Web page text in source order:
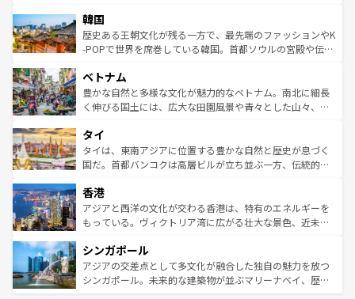
はコンテンツ一覧
いる。アクティビティも充実しており、サーフィンやダイ
ビング、ハイキングなど、アウトドア好きにはたまらな
い。オーストラリアの多彩な魅力を存分に味わいつくそ
参照してほしい。
ン）、静ひつな山岳地帯である台湾東部など、都市の喧騒
と山間の静けさが共存しており、訪れる人に新しい発見と
驚きをもたらしてくれる。また、奥深い台湾の食文化も魅
容にもいいと評判のスイーツなど、バラエティ豊かな料理
が味わえる。 なお、新着の台湾情報は コンテンツ一覧を参
照してほしい。
韓国
歴史ある王朝文化が残る一方で、最先端のファッションやK
-POPで世界を席巻している韓国。首都ソウルの宮殿や伝統
き、地方に足を延ばせば四季折々の自然美を楽しむことが
できる。そして、キムチや焼肉、絶品のストリートフード
まで、さまざまな韓国料理が待っている。夜には、韓国な
リティに包まれながら、韓国の多彩な魅力を心ゆくまで味
わってみてほしい。 なお、新着の韓国情報はコンテンツ一
覧を参照してほしい。
ベトナム
豊かな自然と多様な文化が魅力的なベトナム。南北に細長
く伸びる国土には、広大な田園風景や青々とした山々、世
急速な発展と共に伝統が息づく。ハノイの古い町並みやホ
ーチミン市のフランス統治時代の建物も、独特の雰囲気を
醸し出している。また、バラエティの豊かさとおいしさで
とつ。フォーやバインミー、ベトナムコーヒーなどは、ぜ
ひ現地で味わいたい。どの地域を訪れてもあたたかい人々
が旅行者を迎えてくれるので、きっと忘れられない旅にな
参照してほしい。
タイ
タイは、東南アジアに位置する豊かな自然と歴史が息づく
国だ。首都バンコクは高層ビルが立ち並ぶ一方、伝統的な
の活気が交差している。北部ではチェンマイなどの山岳地
帯で自然と触れ合い、南部ではプーケットやクラビの美し
いビーチでリゾート気分を楽しむことができる。タイ料理
激する。気候は一年中温暖で、どの季節にも異なる楽しみ
が待っている。親しみやすいタイの人々、仏教を中心とし
た文化、そして多様な観光資源が、訪れる旅人を魅了し続
香港
アジアと西洋の文化が交わる香港は、特有のエネルギーを
もっている。ヴィクトリア湾に広がる壮大な景色、近未来
み、どこを訪れても感動するはず。観光スポットが密集し
ており、効率よく見どころを回れるのも魅力。息をのむよ
うな絶景から文化的な体験まで、香港を存分に楽しみ尽く
シンガポール
アジアの交差点として多文化が融合した独自の魅力を放つ
シンガポール。未来的な建築物が並ぶマリーナベイ、歴史